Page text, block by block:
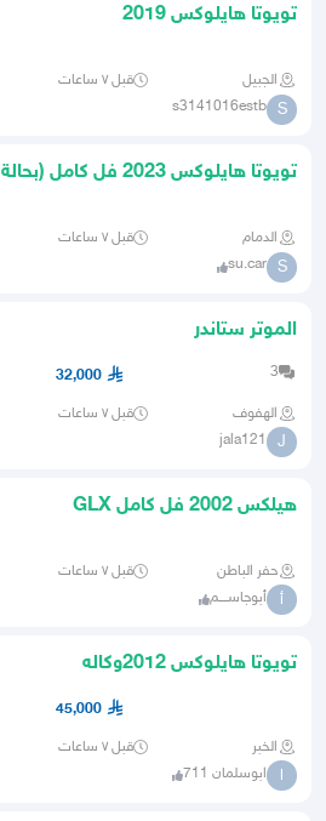
تويوتا هايلوكس 2019
الجبيل قبل ٧ ساعات
S
s3141016estb
تويوتا هايلوكس 2023 فل كامل (بحالة
الدمام قبل ٧ ساعات
S
su.car
الموتر ستاندر
3
32,000
الهفوف قبل ٧ ساعات
J
jala121
هيلكس 2002 فل كامل GLX
حفر الباطن قبل ٧ ساعات
أ أبوجاســــم
تويوتا هايلوكس 2012وكاله
45,000
الخبر قبل ٧ ساعات
ا ابوسلمان 711